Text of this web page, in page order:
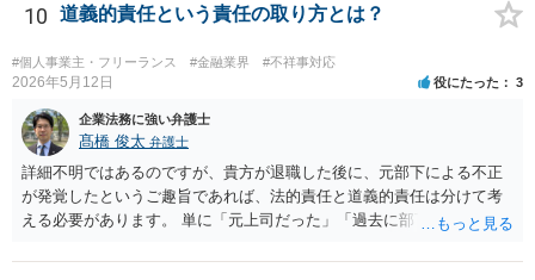
10 道義的責任という責任の取り方とは？
#個人事業主・フリーランス #金融業界 #不祥事対応
2026年5月12日 役にたった 3
企業法務に強い弁護士
髙橋 俊太 弁護士
詳細不明ではあるのですが、貴方が退職した後に、元部下による不正
が発覚したというご趣旨であれば、法的責任と道義的責任は分けて考
える必要があります。 単に「元上司だった」「過去に部下だった」と
りません。会社が貴方に損害賠償請求をするには、在職中の管理監督